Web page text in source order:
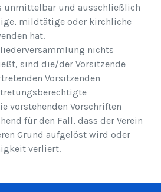
unmittelbar und ausschließlich
mildtätige oder kirchliche
hat.
nichts
sind die/der Vorsitzende
Vorsitzenden
vorstehenden Vorschriften
für den Fall, dass der Verein
Grund aufgelöst wird oder
verliert.